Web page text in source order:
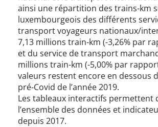
ainsi une répartition des trains-km
luxembourgeois des différents
transport voyageurs nationaux/
7,13 millions train-km (-3,26% par
et du service de transport
millions train-km (-5,00% par
valeurs restent encore en dessous
pré-Covid de l’année 2019.
Les tableaux interactifs permettent
l’ensemble des données et
depuis 2017.